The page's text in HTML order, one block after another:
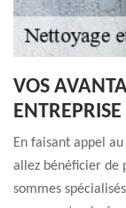
VOS
En faisant appel
allez bénéficier de
sommes